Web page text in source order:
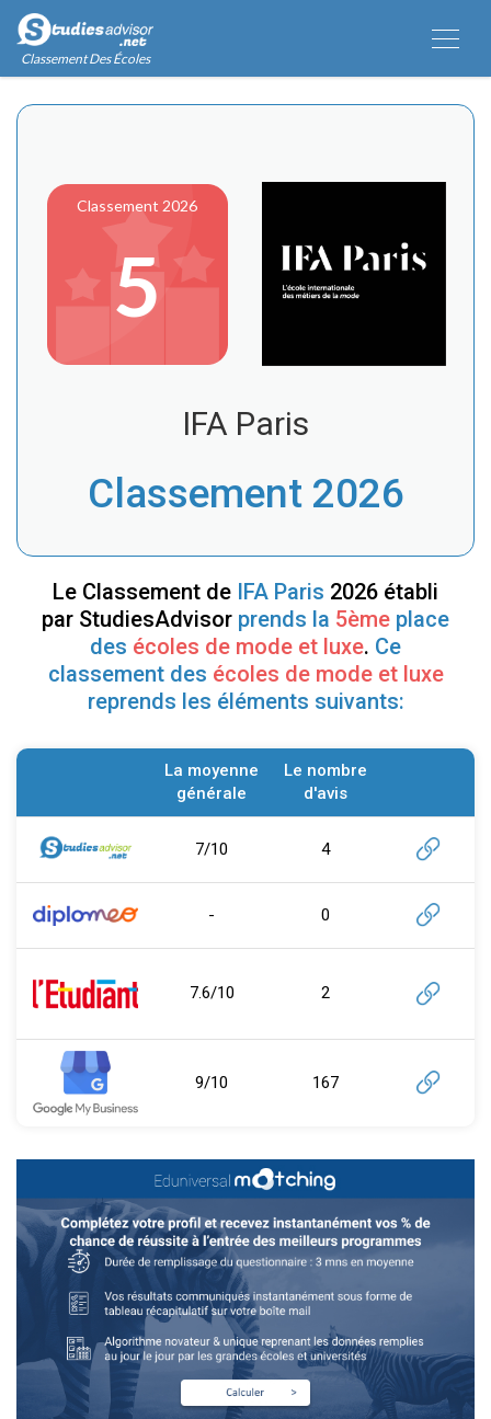
Classement Des Écoles
Classement 2026
5
IFA Paris
Classement 2026
Le Classement de IFA Paris 2026 établi
par StudiesAdvisor prends la 5ème place
des écoles de mode et luxe. Ce
classement des écoles de mode et luxe
reprends les éléments suivants:
La moyenne
générale
Le nombre
d'avis
7/10 4
- 0
7.6/10 2
9/10 167